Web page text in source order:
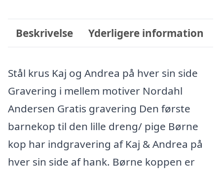
Beskrivelse Yderligere information
Stål krus Kaj og Andrea på hver sin side
Gravering i mellem motiver Nordahl
Andersen Gratis gravering Den første
barnekop til den lille dreng/ pige Børne
kop har indgravering af Kaj & Andrea på
hver sin side af hank. Børne koppen er